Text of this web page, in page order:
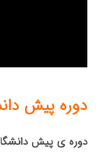
دوره پیش
دوره ی پیش